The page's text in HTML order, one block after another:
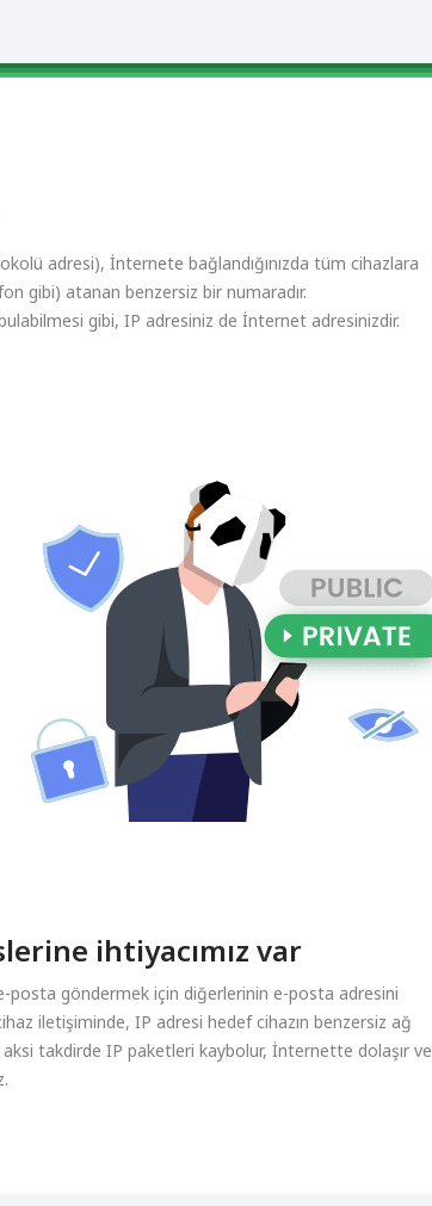
adresi), İnternete bağlandığınızda tüm cihazlara
gibi) atanan benzersiz bir numaradır.
gibi, IP adresiniz de İnternet adresinizdir.
ihtiyacımız var
posta göndermek için diğerlerinin e-posta adresini
iletişiminde, IP adresi hedef cihazın benzersiz ağ
aksi takdirde IP paketleri kaybolur, İnternette dolaşır ve